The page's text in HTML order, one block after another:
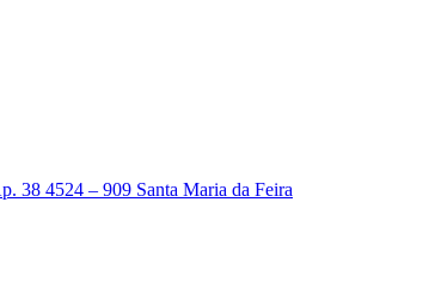
38 4524 – 909 Santa Maria da Feira